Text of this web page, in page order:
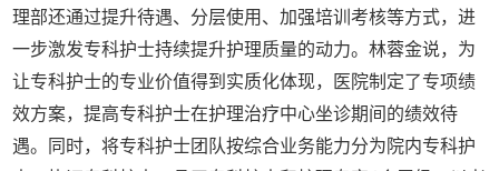
理部还通过提升待遇、分层使用、加强培训考核等方式，进
一步激发专科护士持续提升护理质量的动力。林蓉金说，为
让专科护士的专业价值得到实质化体现，医院制定了专项绩
效方案，提高专科护士在护理治疗中心坐诊期间的绩效待
遇。同时，将专科护士团队按综合业务能力分为院内专科护